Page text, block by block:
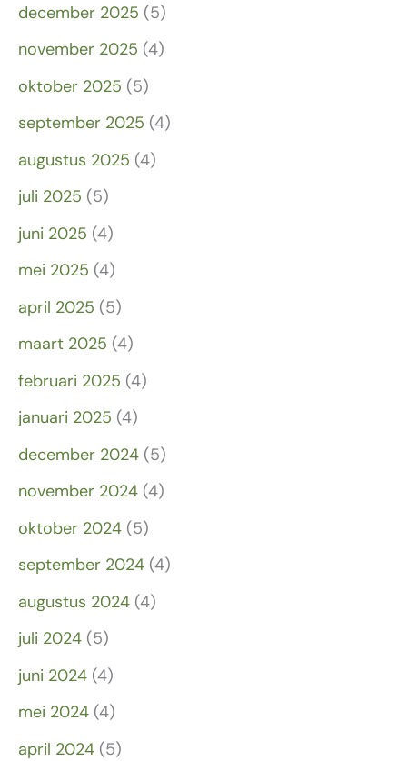
december 2025 (5)
november 2025 (4)
oktober 2025 (5)
september 2025 (4)
augustus 2025 (4)
juli 2025 (5)
juni 2025 (4)
mei 2025 (4)
april 2025 (5)
maart 2025 (4)
februari 2025 (4)
januari 2025 (4)
december 2024 (5)
november 2024 (4)
oktober 2024 (5)
september 2024 (4)
augustus 2024 (4)
juli 2024 (5)
juni 2024 (4)
mei 2024 (4)
april 2024 (5)